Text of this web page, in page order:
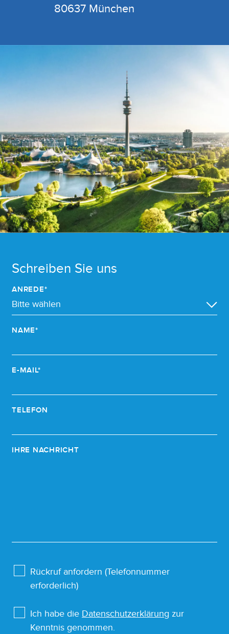
80637 München
Schreiben Sie uns
ANREDE*
NAME*
E-MAIL*
TELEFON
IHRE NACHRICHT
Rückruf anfordern (Telefonnummer
erforderlich)
Ich habe die Datenschutzerklärung zur
Kenntnis genommen.